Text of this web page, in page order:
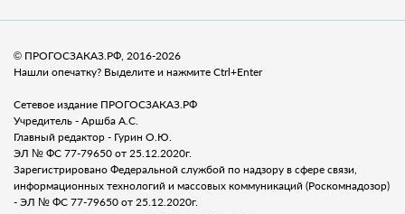
© ПРОГОСЗАКАЗ.РФ, 2016-2026
Нашли опечатку? Выделите и нажмите Ctrl+Enter
Сетевое издание ПРОГОСЗАКАЗ.РФ
Учредитель - Аршба А.С.
Главный редактор - Гурин О.Ю.
ЭЛ № ФС 77-79650 от 25.12.2020г.
Зарегистрировано Федеральной службой по надзору в сфере связи,
информационных технологий и массовых коммуникаций (Роскомнадозор)
- ЭЛ № ФС 77-79650 от 25.12.2020г.